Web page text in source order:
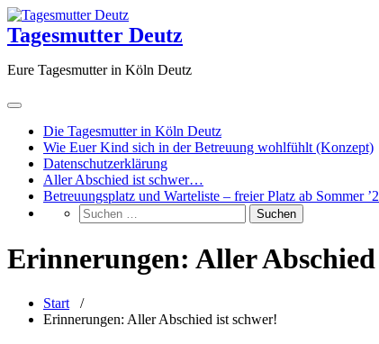
Zum
Inhalt
springen
Tagesmutter Deutz
Eure Tagesmutter in Köln Deutz
Die Tagesmutter in Köln Deutz
Wie Euer Kind sich in der Betreuung wohlfühlt (Konzept)
Datenschutzerklärung
Aller Abschied ist schwer…
Betreuungsplatz und Warteliste – freier Platz ab Sommer
Erinnerungen: Aller
Start /
Erinnerungen: Aller Abschied ist schwer!